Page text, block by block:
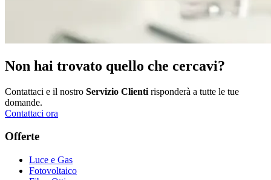
Non hai trovato quello che cercavi?
Contattaci e il nostro Servizio Clienti risponderà a tutte le tue
domande.
Contattaci ora
Offerte
Luce e Gas
Fotovoltaico